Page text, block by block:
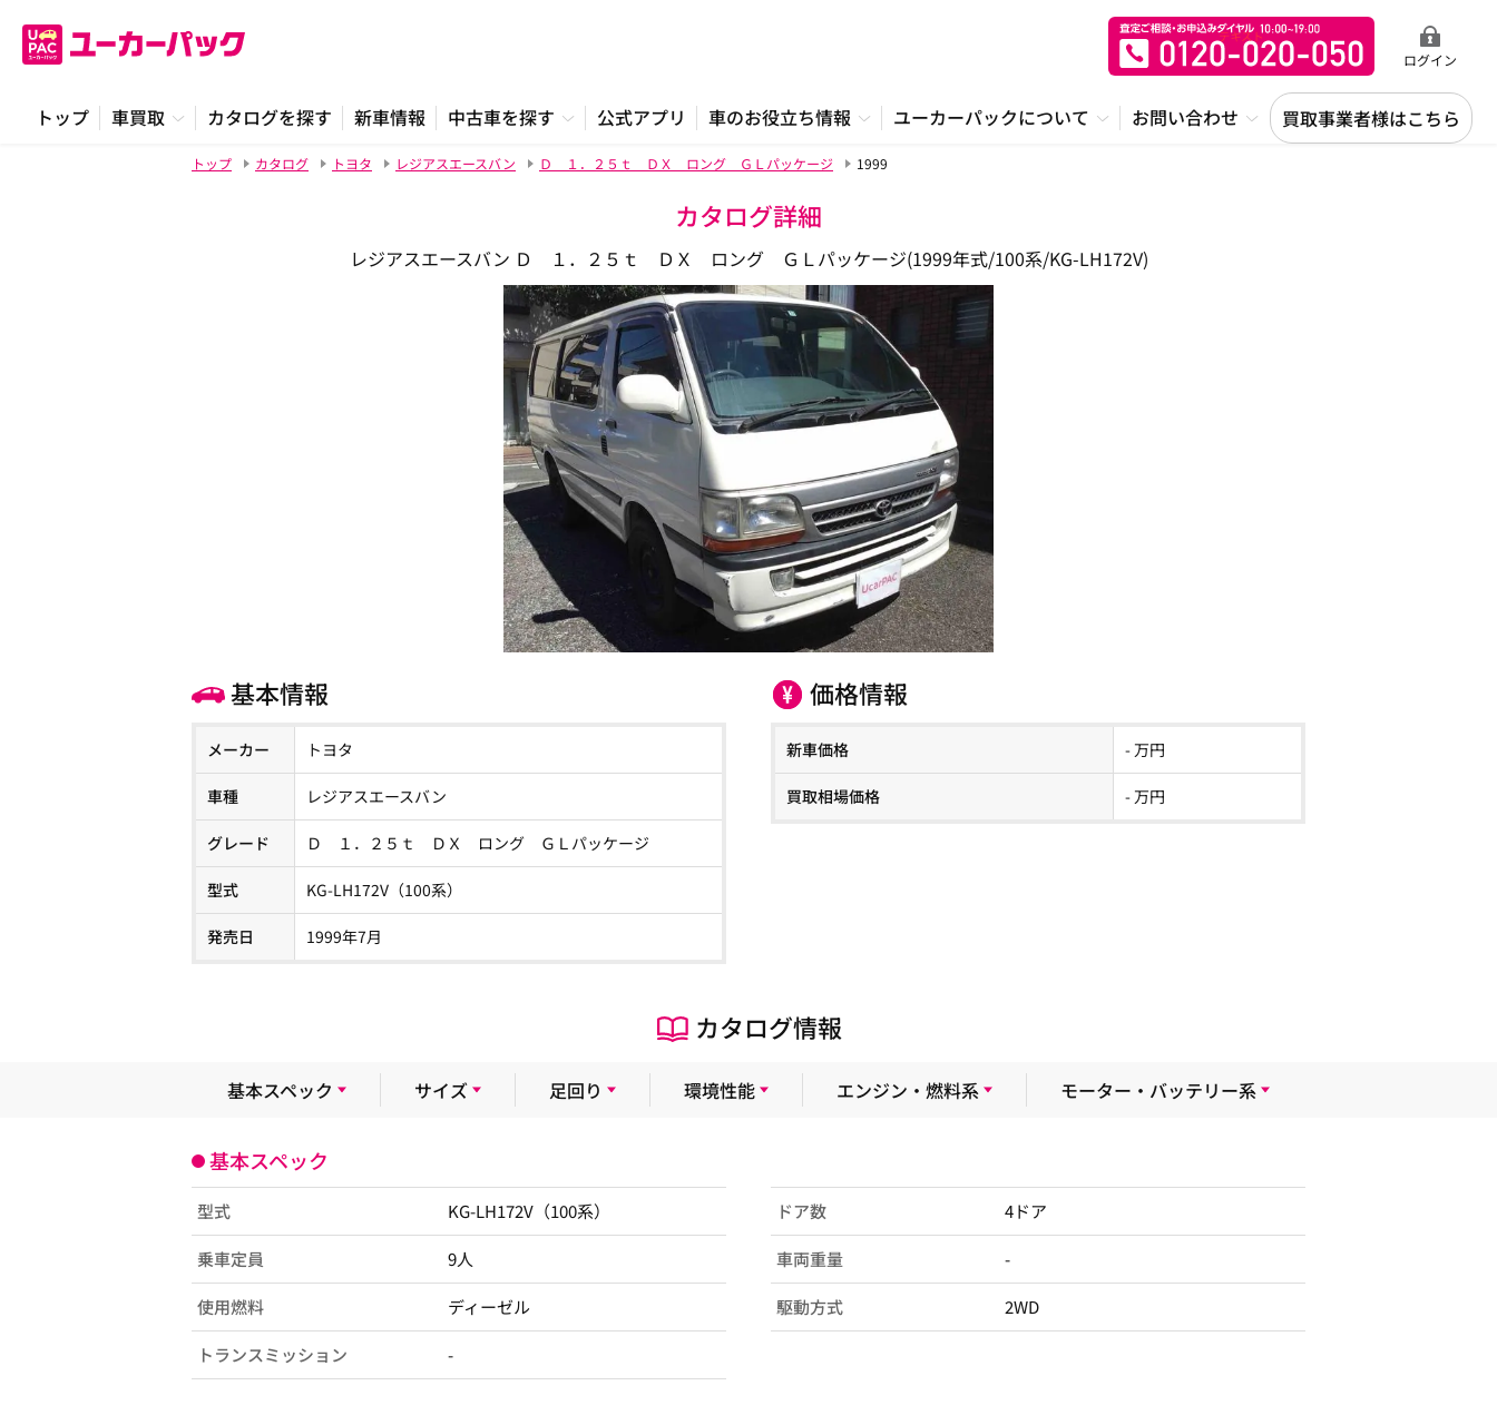
ログイン
トップ 車買取 カタログを探す 新車情報 中古車を探す 公式アプリ 車のお役立ち情報 ユーカーパックについて お問い合わせ 買取事業者様はこちら
トップ カタログ トヨタ レジアスエースバン Ｄ １．２５ｔ ＤＸ ロング ＧＬパッケージ 1999
カタログ詳細
レジアスエースバン Ｄ １．２５ｔ ＤＸ ロング ＧＬパッケージ(1999年式/100系/KG-LH172V)
基本情報
メーカー トヨタ
車種 レジアスエースバン
グレード Ｄ １．２５ｔ ＤＸ ロング ＧＬパッケージ
型式 KG-LH172V（100系）
発売日 1999年7月
価格情報
新車価格 - 万円
買取相場価格 - 万円
カタログ情報
基本スペック サイズ 足回り 環境性能 エンジン・燃料系 モーター・バッテリー系
基本スペック
型式 KG-LH172V（100系） ドア数 4ドア
乗車定員 9人 車両重量 -
使用燃料 ディーゼル 駆動方式 2WD
トランスミッション -